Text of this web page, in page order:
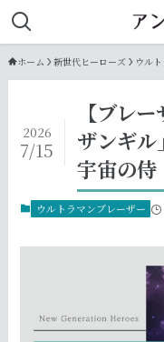
ホーム 新世代ヒーローズ ウル
【ブレ
ザンギル
宇宙の侍
2026
7/15
ウルトラマンブレーザー